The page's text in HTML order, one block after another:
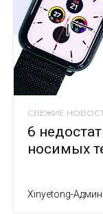
СВЕЖИЕ
6
носимых
Xinyetong-Админ